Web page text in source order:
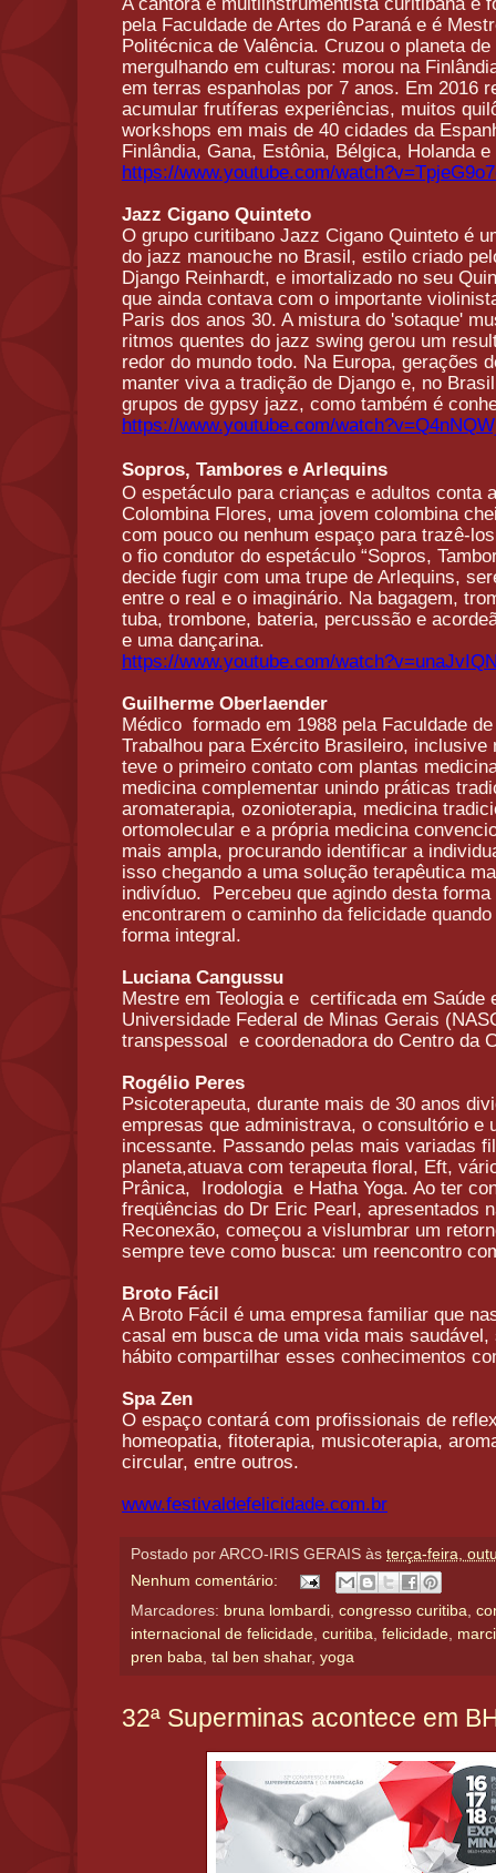
pela Faculdade de Artes do Paraná e é
Politécnica de Valência. Cruzou o planeta
mergulhando em culturas: morou na
em terras espanholas por 7 anos. Em 2016
acumular frutíferas experiências, muitos
workshops em mais de 40 cidades da
Finlândia, Gana, Estônia, Bélgica, Holanda
https://www.youtube.com/watch?
Jazz Cigano Quinteto
O grupo curitibano Jazz Cigano Quinteto é
do jazz manouche no Brasil, estilo criado
Django Reinhardt, e imortalizado no seu
que ainda contava com o importante
Paris dos anos 30. A mistura do 'sotaque'
ritmos quentes do jazz swing gerou um
redor do mundo todo. Na Europa, gerações
manter viva a tradição de Django e, no
grupos de gypsy jazz, como também é
https://www.youtube.com/watch?
Sopros, Tambores e Arlequins
O espetáculo para crianças e adultos conta
Colombina Flores, uma jovem colombina
com pouco ou nenhum espaço para trazê-
o fio condutor do espetáculo “Sopros,
decide fugir com uma trupe de Arlequins,
entre o real e o imaginário. Na bagagem,
tuba, trombone, bateria, percussão e
e uma dançarina.
https://www.youtube.com/watch?
Guilherme Oberlaender
Médico formado em 1988 pela Faculdade
Trabalhou para Exército Brasileiro, inclusive
teve o primeiro contato com plantas
medicina complementar unindo práticas
aromaterapia, ozonioterapia, medicina
ortomolecular e a própria medicina
mais ampla, procurando identificar a
isso chegando a uma solução terapêutica
indivíduo.
Percebeu que agindo desta
encontrarem o caminho da felicidade
forma integral.
Luciana Cangussu
Mestre em Teologia e certificada em Saúde
Universidade Federal de Minas Gerais
transpessoal e coordenadora do Centro da
Rogélio Peres
Psicoterapeuta, durante mais de 30 anos
empresas que administrava, o consultório e
incessante. Passando pelas mais variadas
planeta,atuava com terapeuta floral, Eft,
Prânica,
Irodologia e Hatha Yoga. Ao ter
freqüências do Dr Eric Pearl, apresentados
Reconexão, começou a vislumbrar um
sempre teve como busca: um reencontro
Broto Fácil
A Broto Fácil é uma empresa familiar que
casal em busca de uma vida mais
hábito compartilhar esses conhecimentos
Spa Zen
O espaço contará com profissionais de
homeopatia, fitoterapia, musicoterapia,
circular, entre outros.
www.festivaldefelicidade.com.br
Postado por ARCO-IRIS GERAIS às terça-feira,
Nenhum comentário:
Marcadores: bruna lombardi congresso curitiba
internacional de felicidade curitiba felicidade
pren baba tal ben shahar, yoga
32ª Superminas acontece em